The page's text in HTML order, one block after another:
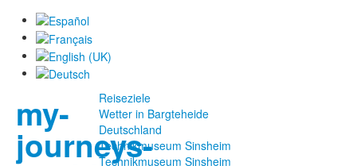
my-
journeys-
Reiseziele
Wetter in Bargteheide
Deutschland
Technikmuseum Sinsheim
Technikmuseum Sinsheim